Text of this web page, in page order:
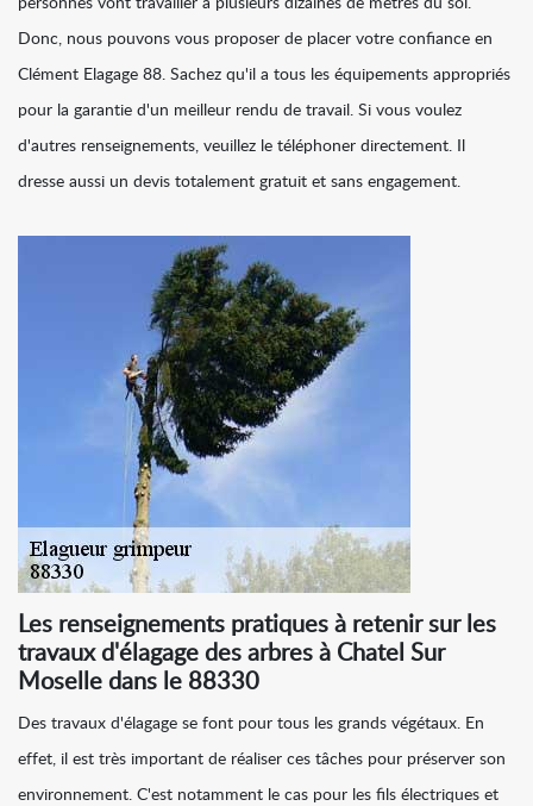
personnes vont travailler à plusieurs dizaines de mètres du sol.
Donc, nous pouvons vous proposer de placer votre confiance en
Clément Elagage 88. Sachez qu'il a tous les équipements appropriés
pour la garantie d'un meilleur rendu de travail. Si vous voulez
d'autres renseignements, veuillez le téléphoner directement. Il
dresse aussi un devis totalement gratuit et sans engagement.
Les renseignements pratiques à retenir sur les
travaux d'élagage des arbres à Chatel Sur
Moselle dans le 88330
Des travaux d'élagage se font pour tous les grands végétaux. En
effet, il est très important de réaliser ces tâches pour préserver son
environnement. C'est notamment le cas pour les fils électriques et